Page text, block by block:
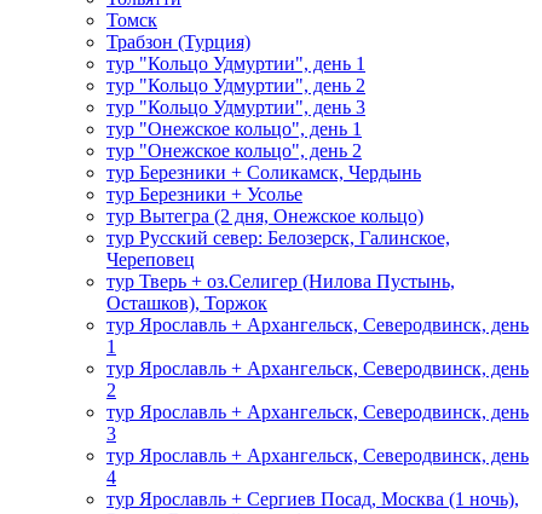
Томск
Трабзон (Турция)
тур "Кольцо Удмуртии", день 1
тур "Кольцо Удмуртии", день 2
тур "Кольцо Удмуртии", день 3
тур "Онежское кольцо", день 1
тур "Онежское кольцо", день 2
тур Березники + Соликамск, Чердынь
тур Березники + Усолье
тур Вытегра (2 дня, Онежское кольцо)
тур Русский север: Белозерск, Галинское,
Череповец
тур Тверь + оз.Селигер (Нилова Пустынь,
Осташков), Торжок
тур Ярославль + Архангельск, Северодвинск, день
1
тур Ярославль + Архангельск, Северодвинск, день
2
тур Ярославль + Архангельск, Северодвинск, день
3
тур Ярославль + Архангельск, Северодвинск, день
4
тур Ярославль + Сергиев Посад, Москва (1 ночь),